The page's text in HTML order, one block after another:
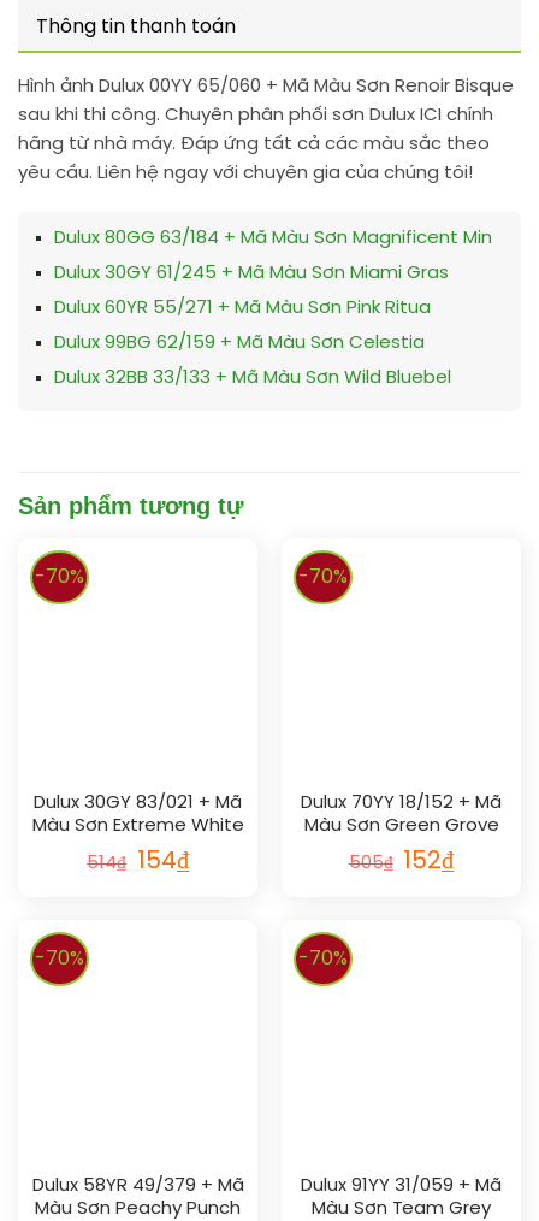
Thông tin thanh toán
Hình ảnh Dulux 00YY 65/060 + Mã Màu Sơn Renoir Bisque
sau khi thi công. Chuyên phân phối sơn Dulux ICI chính
hãng từ nhà máy. Đáp ứng tất cả các màu sắc theo
yêu cầu. Liên hệ ngay với chuyên gia của chúng tôi!
Dulux 80GG 63/184 + Mã Màu Sơn Magnificent Min
Dulux 30GY 61/245 + Mã Màu Sơn Miami Gras
Dulux 60YR 55/271 + Mã Màu Sơn Pink Ritua
Dulux 99BG 62/159 + Mã Màu Sơn Celestia
Dulux 32BB 33/133 + Mã Màu Sơn Wild Bluebel
Sản phẩm tương tự
-70%
Dulux 30GY 83/021 + Mã
Màu Sơn Extreme White
514₫ 154₫
-70%
Dulux 70YY 18/152 + Mã
Màu Sơn Green Grove
505₫ 152₫
-70%
Dulux 58YR 49/379 + Mã
Màu Sơn Peachy Punch
-70%
Dulux 91YY 31/059 + Mã
Màu Sơn Team Grey